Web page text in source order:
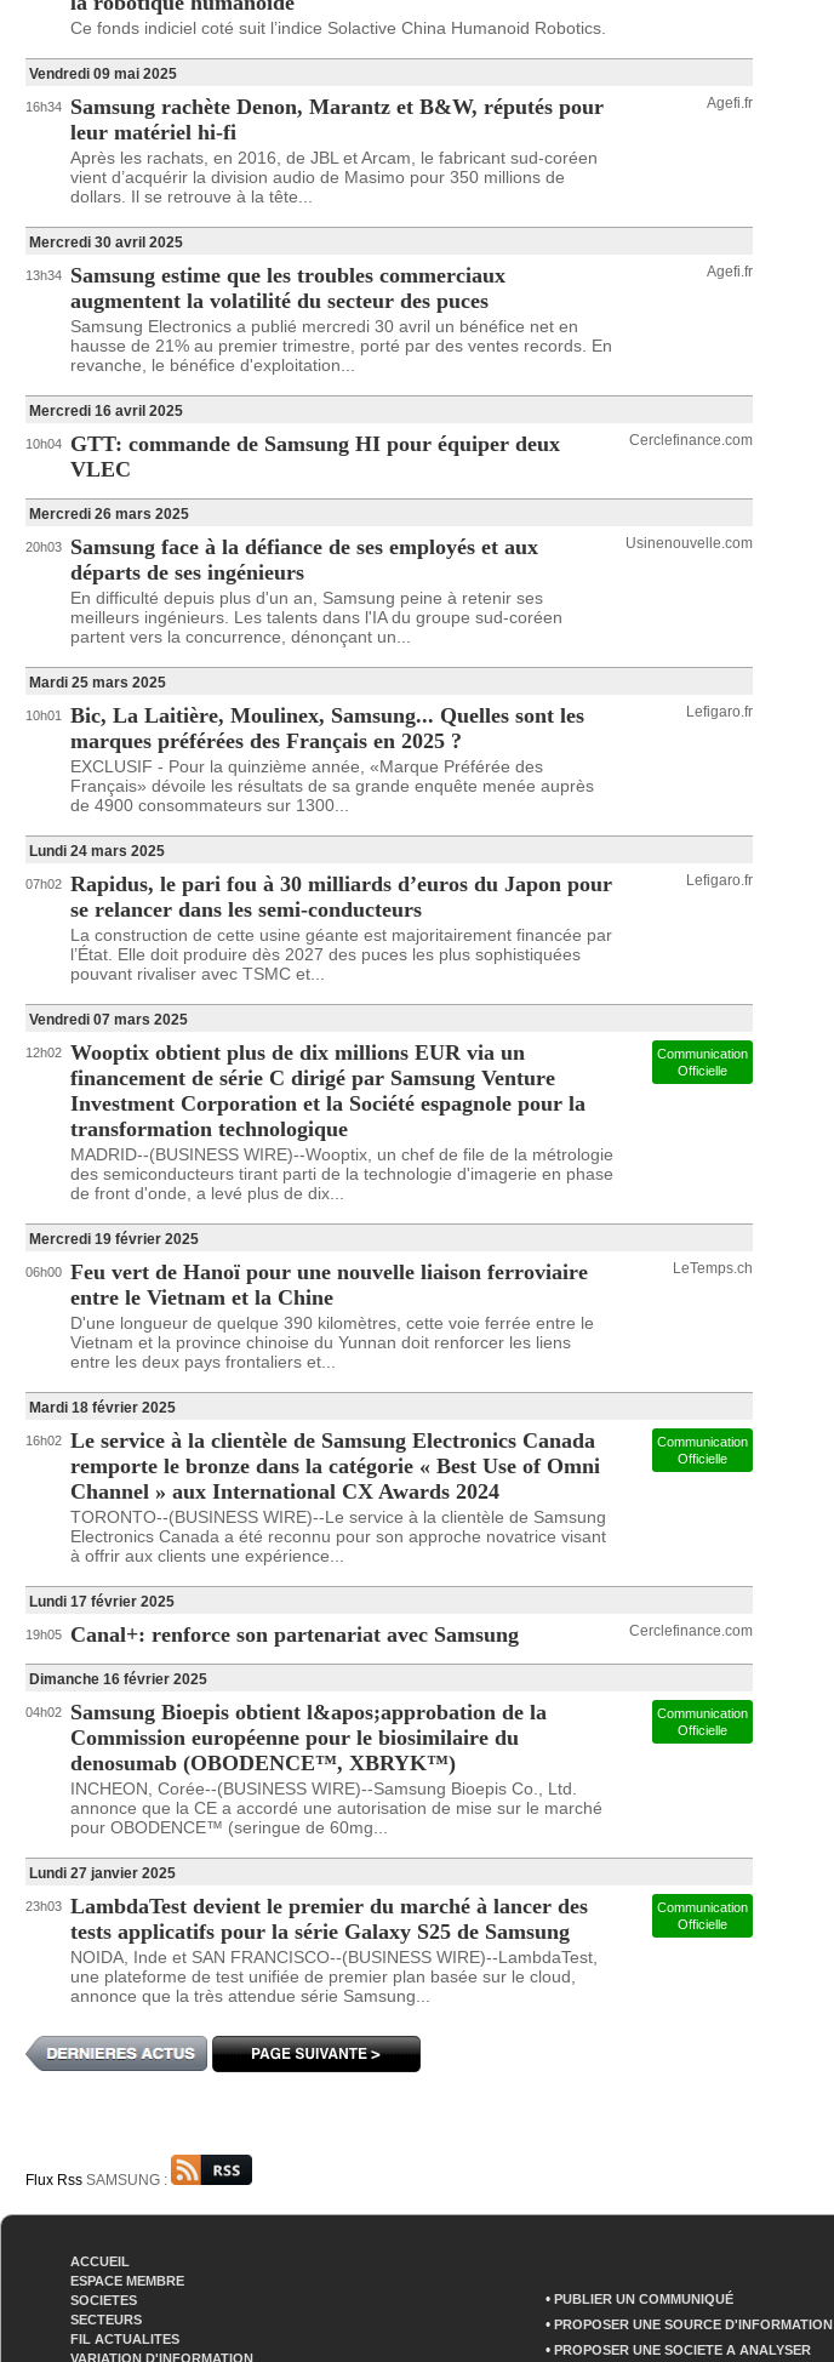
Ce fonds indiciel coté suit l’indice Solactive China Humanoid Robotics.
Vendredi 09 mai 2025
16h34
Samsung rachète Denon, Marantz et B&W, réputés pour
leur matériel hi-fi
Après les rachats, en 2016, de JBL et Arcam, le fabricant sud-coréen
vient d’acquérir la division audio de Masimo pour 350 millions de
dollars. Il se retrouve à la tête...
Agefi.fr
Mercredi 30 avril 2025
13h34
Samsung estime que les troubles commerciaux
augmentent la volatilité du secteur des puces
Samsung Electronics a publié mercredi 30 avril un bénéfice net en
hausse de 21% au premier trimestre, porté par des ventes records. En
revanche, le bénéfice d'exploitation...
Agefi.fr
Mercredi 16 avril 2025
10h04
GTT: commande de Samsung HI pour équiper deux
VLEC
Cerclefinance.com
Mercredi 26 mars 2025
20h03
Samsung face à la défiance de ses employés et aux
départs de ses ingénieurs
En difficulté depuis plus d'un an, Samsung peine à retenir ses
meilleurs ingénieurs. Les talents dans l'IA du groupe sud-coréen
partent vers la concurrence, dénonçant un...
Usinenouvelle.com
Mardi 25 mars 2025
10h01
Bic, La Laitière, Moulinex, Samsung... Quelles sont les
marques préférées des Français en 2025 ?
EXCLUSIF - Pour la quinzième année, «Marque Préférée des
Français» dévoile les résultats de sa grande enquête menée auprès
de 4900 consommateurs sur 1300...
Lefigaro.fr
Lundi 24 mars 2025
07h02 Rapidus, le pari fou à 30 milliards d’euros du Japon pour
se relancer dans les semi-conducteurs
La construction de cette usine géante est majoritairement financée par
l’État. Elle doit produire dès 2027 des puces les plus sophistiquées
pouvant rivaliser avec TSMC et...
Lefigaro.fr
Vendredi 07 mars 2025
12h02 Wooptix obtient plus de dix millions EUR via un
financement de série C dirigé par Samsung Venture
Investment Corporation et la Société espagnole pour la
transformation technologique
MADRID--(BUSINESS WIRE)--Wooptix, un chef de file de la métrologie
des semiconducteurs tirant parti de la technologie d'imagerie en phase
de front d'onde, a levé plus de dix...
Communication
Officielle
Mercredi 19 février 2025
06h00 Feu vert de Hanoï pour une nouvelle liaison ferroviaire
entre le Vietnam et la Chine
D'une longueur de quelque 390 kilomètres, cette voie ferrée entre le
Vietnam et la province chinoise du Yunnan doit renforcer les liens
entre les deux pays frontaliers et...
LeTemps.ch
Mardi 18 février 2025
16h02 Le service à la clientèle de Samsung Electronics Canada
remporte le bronze dans la catégorie « Best Use of Omni
Channel » aux International CX Awards 2024
TORONTO--(BUSINESS WIRE)--Le service à la clientèle de Samsung
Electronics Canada a été reconnu pour son approche novatrice visant
à offrir aux clients une expérience...
Communication
Officielle
Lundi 17 février 2025
19h05 Canal+: renforce son partenariat avec Samsung Cerclefinance.com
Dimanche 16 février 2025
04h02
Samsung Bioepis obtient l&apos;approbation de la
Commission européenne pour le biosimilaire du
denosumab (OBODENCE™, XBRYK™)
INCHEON, Corée--(BUSINESS WIRE)--Samsung Bioepis Co., Ltd.
annonce que la CE a accordé une autorisation de mise sur le marché
pour OBODENCE™ (seringue de 60mg...
Communication
Officielle
Lundi 27 janvier 2025
23h03 LambdaTest devient le premier du marché à lancer des
tests applicatifs pour la série Galaxy S25 de Samsung
NOIDA, Inde et SAN FRANCISCO--(BUSINESS WIRE)--LambdaTest,
une plateforme de test unifiée de premier plan basée sur le cloud,
annonce que la très attendue série Samsung...
Communication
Officielle
Flux Rss SAMSUNG :
ACCUEIL
ESPACE MEMBRE
SOCIETES
SECTEURS
FIL ACTUALITES
VARIATION D'INFORMATION
• PUBLIER UN COMMUNIQUÉ
• PROPOSER UNE SOURCE D'INFORMATION
• PROPOSER UNE SOCIETE A ANALYSER